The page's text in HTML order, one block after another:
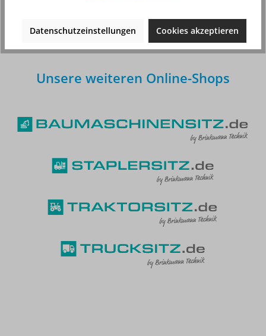
Unsere weiteren Online-Shops
Datenschutzeinstellungen Cookies akzeptieren